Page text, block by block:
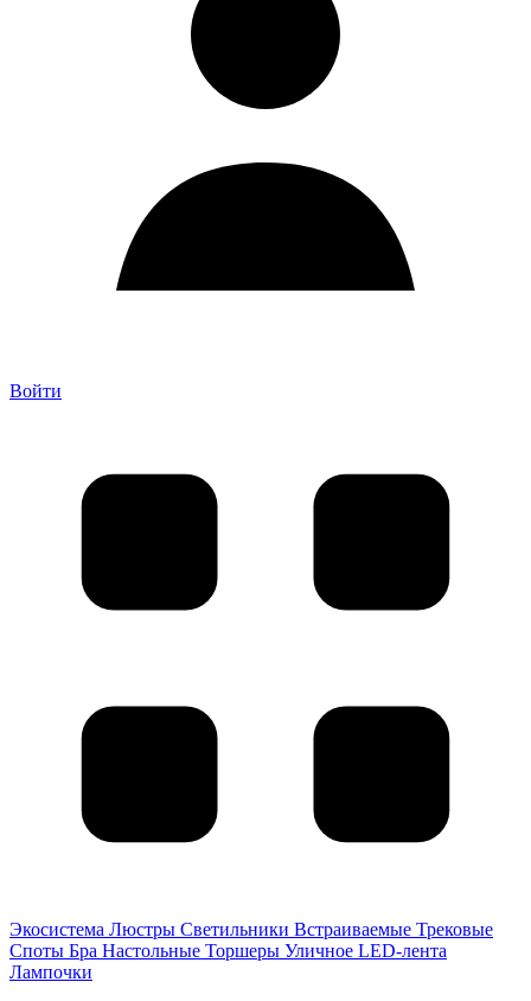
Войти
Экосистема Люстры Светильники Встраиваемые Трековые
Споты Бра Настольные Торшеры Уличное LED-лента
Лампочки